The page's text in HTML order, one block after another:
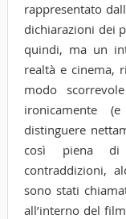
rappresentato
dichiarazioni dei
quindi, ma un
realtà e cinema,
modo
ironicamente
distinguere
così piena di
contraddizioni,
sono stati
all’interno del